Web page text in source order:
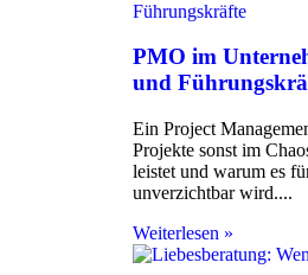
PMO im
und
Ein Project
Projekte sonst im
leistet und warum es
unverzichtbar wird.
Weiterlesen »